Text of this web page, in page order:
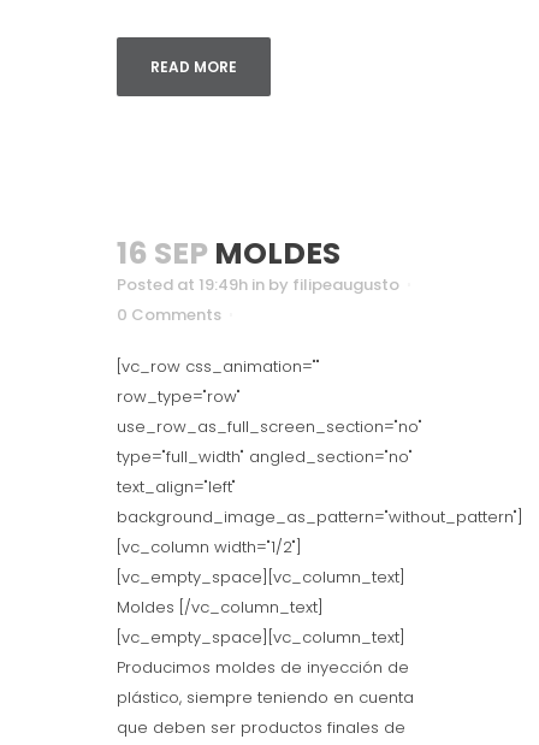
READ MORE
16 SEP MOLDES
Posted at 19:49h in by filipeaugusto
0 Comments
[vc_row css_animation=""
row_type="row"
use_row_as_full_screen_section="no"
type="full_width" angled_section="no"
text_align="left"
background_image_as_pattern="without_pattern"]
[vc_column width="1/2"]
[vc_empty_space][vc_column_text]
Moldes [/vc_column_text]
[vc_empty_space][vc_column_text]
Producimos moldes de inyección de
plástico, siempre teniendo en cuenta
que deben ser productos finales de